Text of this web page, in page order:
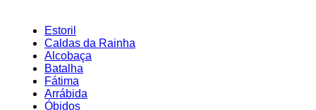
Estoril
Caldas da Rainha
Alcobaça
Batalha
Fátima
Arrábida
Óbidos